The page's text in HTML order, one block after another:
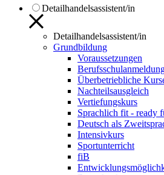
Detailhandelsassistent/in
Detailhandelsassistent/in
Grundbildung
Voraussetzungen
Überbetriebliche
Nachteilsausgleich
Vertiefungskurs
Sprachlich fit - ready
Deutsch als
Intensivkurs
Sportunterricht
fiB